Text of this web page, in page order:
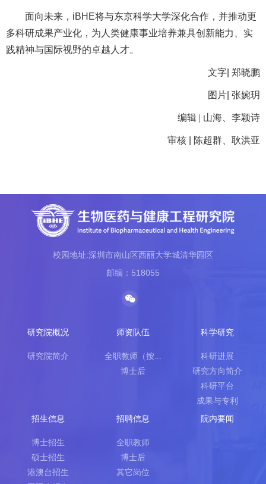
面向未来，iBHE将与东京科学大学深化合作，并推动更
多科研成果产业化，为人类健康事业培养兼具创新能力、实
践精神与国际视野的卓越人才。
文字| 郑晓鹏
图片| 张婉玥
编辑 | 山海、李颖诗
审核 | 陈超群、耿洪亚
校园地址:深圳市南山区西丽大学城清华园区
邮编：518055
研究院概况
研究院简介
师资队伍
全职教师（按...
博士后
科学研究
科研进展
研究方向简介
科研平台
成果与专利
招生信息
博士招生
硕士招生
港澳台招生
招聘信息
全职教师
博士后
其它岗位
院内要闻